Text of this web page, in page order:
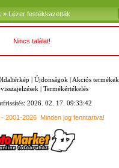
» Lézer festékkazetták
Nincs találat!
| Újdonságok | Akciós termékek
| Termékértékelés
2026. 02. 17. 09:33:42
2001-2026 Minden jog fenntartva!